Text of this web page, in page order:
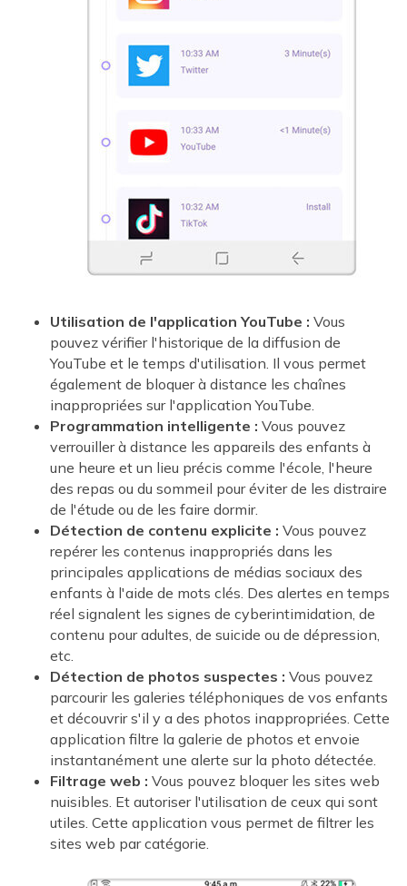
Utilisation de l'application YouTube : Vous
pouvez vérifier l'historique de la diffusion de
YouTube et le temps d'utilisation. Il vous permet
également de bloquer à distance les chaînes
inappropriées sur l'application YouTube.
Programmation intelligente : Vous pouvez
verrouiller à distance les appareils des enfants à
une heure et un lieu précis comme l'école, l'heure
des repas ou du sommeil pour éviter de les distraire
de l'étude ou de les faire dormir.
Détection de contenu explicite : Vous pouvez
repérer les contenus inappropriés dans les
principales applications de médias sociaux des
enfants à l'aide de mots clés. Des alertes en temps
réel signalent les signes de cyberintimidation, de
contenu pour adultes, de suicide ou de dépression,
etc.
Détection de photos suspectes : Vous pouvez
parcourir les galeries téléphoniques de vos enfants
et découvrir s'il y a des photos inappropriées. Cette
application filtre la galerie de photos et envoie
instantanément une alerte sur la photo détectée.
Filtrage web : Vous pouvez bloquer les sites web
nuisibles. Et autoriser l'utilisation de ceux qui sont
utiles. Cette application vous permet de filtrer les
sites web par catégorie.